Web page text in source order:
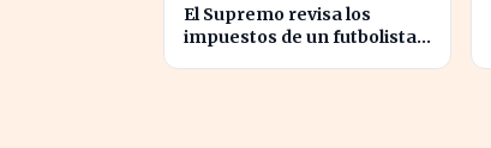
El Supremo revisa los
impuestos de un futbolista